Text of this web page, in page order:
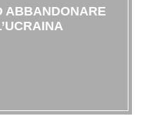
ABBANDONARE